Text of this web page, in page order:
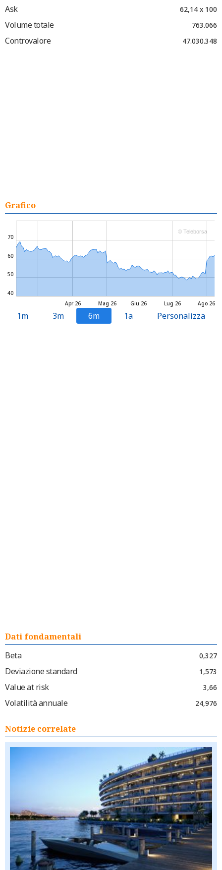
Ask 62,14 x 100
Volume totale 763.066
Controvalore 47.030.348
Grafico
Mag 26 Lug 26
Apr 26 Giu 26 Ago 26
40
50
60
70
© Teleborsa
1m 3m 6m 1a Personalizza
Dati fondamentali
Beta
0,327
Deviazione standard 1,573
Value at risk 3,66
Volatilità annuale 24,976
Notizie correlate